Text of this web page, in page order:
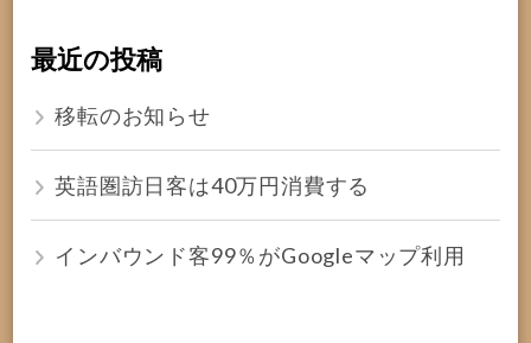
最近の投稿
移転のお知らせ
英語圏訪日客は40万円消費する
インバウンド客99％がGoogleマップ利用